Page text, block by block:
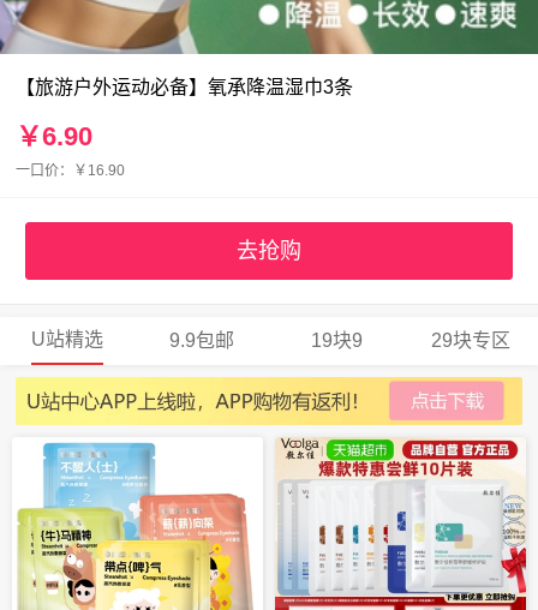
【旅游户外运动必备】氧承降温湿巾3条
￥6.90
一口价：￥16.90
去抢购
U站精选 9.9包邮 19块9 29块专区